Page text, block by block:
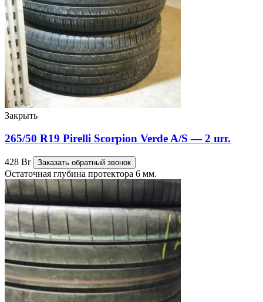
Закрыть
265/50 R19 Pirelli Scorpion Verde A/S — 2 шт.
428 Br Заказать обратный звонок
Остаточная глубина протектора 6 мм.